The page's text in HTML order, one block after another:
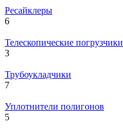
Ресайклеры
6
Телескопические погрузчики
3
Трубоукладчики
7
Уплотнители полигонов
5